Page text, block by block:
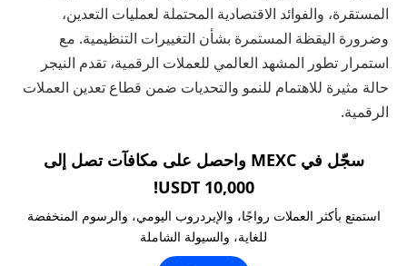
المستقرة، والفوائد الاقتصادية المحتملة لعمليات التعدين،
وضرورة اليقظة المستمرة بشأن التغييرات التنظيمية. مع
استمرار تطور المشهد العالمي للعملات الرقمية، تقدم النيجر
حالة مثيرة للاهتمام للنمو والتحديات ضمن قطاع تعدين العملات
الرقمية.
سجّل في MEXC واحصل على مكافآت تصل إلى
10,000 USDT!
استمتع بأكثر العملات رواجًا، والإيردروب اليومي، والرسوم المنخفضة
للغاية، والسيولة الشاملة